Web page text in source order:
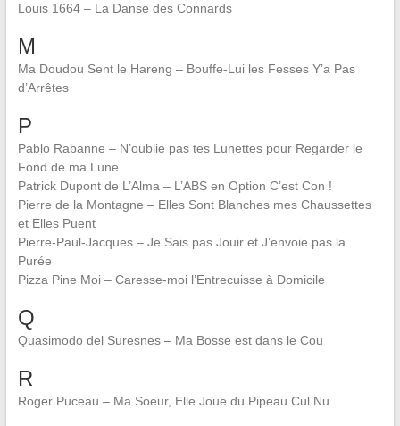
Louis 1664 – La Danse des Connards
M
Ma Doudou Sent le Hareng – Bouffe-Lui les Fesses Y’a Pas
d’Arrêtes
P
Pablo Rabanne – N’oublie pas tes Lunettes pour Regarder le
Fond de ma Lune
Patrick Dupont de L’Alma – L’ABS en Option C’est Con !
Pierre de la Montagne – Elles Sont Blanches mes Chaussettes
et Elles Puent
Pierre-Paul-Jacques – Je Sais pas Jouir et J’envoie pas la
Purée
Pizza Pine Moi – Caresse-moi l’Entrecuisse à Domicile
Q
Quasimodo del Suresnes – Ma Bosse est dans le Cou
R
Roger Puceau – Ma Soeur, Elle Joue du Pipeau Cul Nu